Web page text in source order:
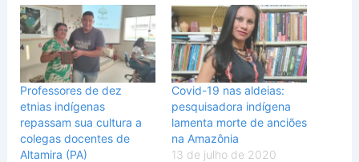
Professores de dez
etnias indígenas
repassam sua cultura a
colegas docentes de
Altamira (PA)
Covid-19 nas aldeias:
pesquisadora indígena
lamenta morte de anciões
na Amazônia
13 de julho de 2020